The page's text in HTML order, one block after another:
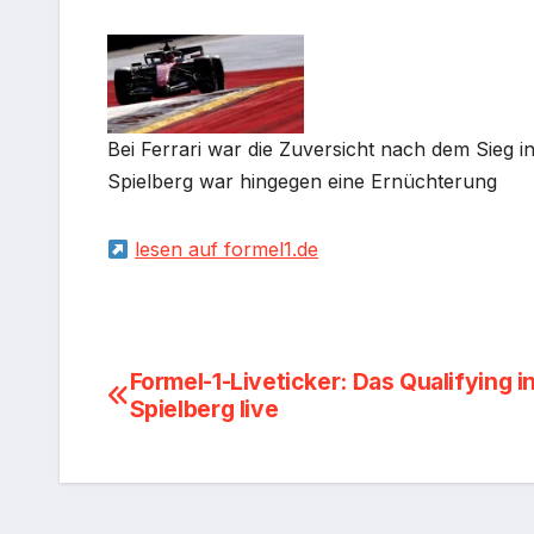
Bei Ferrari war die Zuversicht nach dem Sieg
Spielberg war hingegen eine Ernüchterung
lesen auf formel1.de
Beitragsnavigation
Formel-1-Liveticker: Das Qualifying in
Spielberg live